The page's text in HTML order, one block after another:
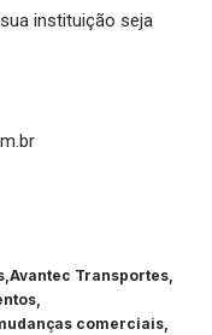
instituição seja
Avantec Transportes
comerciais